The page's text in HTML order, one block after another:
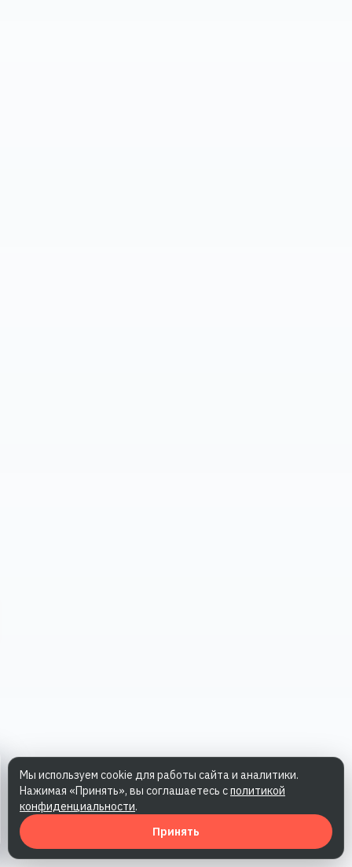
Мы используем cookie для работы сайта и аналитики.
Нажимая «Принять», вы соглашаетесь сполитикой
конфиденциальности.
Принять